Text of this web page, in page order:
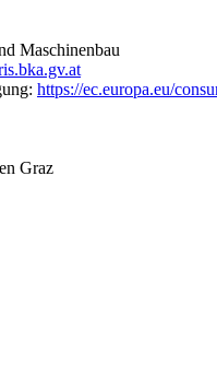
Maschinenbau
https://ec.europa.eu/
Graz